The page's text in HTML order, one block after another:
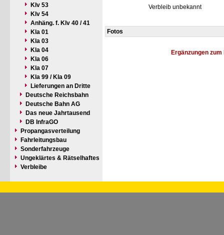
Klv 53
Klv 54
Anhäng. f. Klv 40 / 41
Kla 01
Kla 03
Kla 04
Kla 06
Kla 07
Kla 99 / Kla 09
Lieferungen an Dritte
Deutsche Reichsbahn
Deutsche Bahn AG
Das neue Jahrtausend
DB InfraGO
Propangasverteilung
Fahrleitungsbau
Sonderfahrzeuge
Ungeklärtes & Rätselhaftes
Verbleibe
Verbleib unbekannt
Fotos
Ergänzungen